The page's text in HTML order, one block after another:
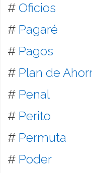
# Oficios
# Pagaré
# Pagos
# Plan de
# Penal
# Perito
# Permuta
# Poder